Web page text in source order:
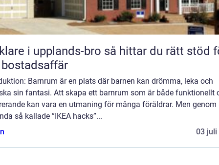
i upplands-bro så hittar du rätt stöd för
Barnrum är en plats där barnen kan drömma, leka och
sin fantasi. Att skapa ett barnrum som är både funktionellt
kan vara en utmaning för många föräldrar. Men genom
så kallade ”IKEA hacks”...
03 juli